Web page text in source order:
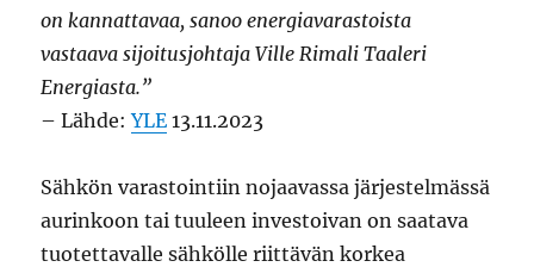
on kannattavaa, sanoo energiavarastoista
vastaava sijoitusjohtaja Ville Rimali Taaleri
Energiasta.”
– Lähde:YLE 13.11.2023
Sähkön varastointiin nojaavassa järjestelmässä
aurinkoon tai tuuleen investoivan on saatava
tuotettavalle sähkölle riittävän korkea